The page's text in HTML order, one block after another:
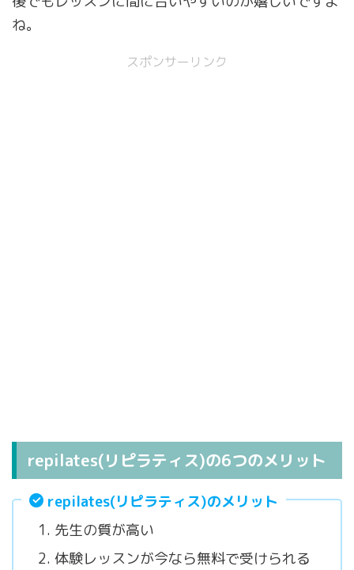
ね。
スポンサーリンク
repilates(リピラティス)の6つのメリット
repilates(リピラティス)のメリット
先生の質が高い
体験レッスンが今なら無料で受けられる